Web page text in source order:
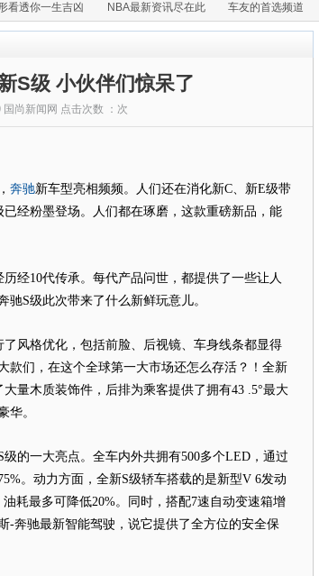
看透你一生吉凶 NBA最新资讯尽在此 车友的首选频道
S级 小伙伴们惊呆了
国尚新闻网 点击次数 ： 次
奔驰新车型亮相频频。人们还在消化新C、新E级带
经粉墨登场。人们都在琢磨，这款重磅新品，能
历经10代传承。每代产品问世，都提供了一些让人
S级此次带来了什么新鲜玩意儿。
格优化，包括前脸、后视镜、车身线条都显得
款们，在这个全球第一大市场还怎么存活？！全新
量木质装饰件，后排为乘客提供了拥有43 .5°最大
华。
一大亮点。全车内外共拥有500多个LED，通过
。动力方面，全新S级轿车搭载的是新型V 6发动
耗最多可降低20%。同时，搭配7速自动变速箱增
-奔驰最新智能驾驶，说它提供了全方位的安全保